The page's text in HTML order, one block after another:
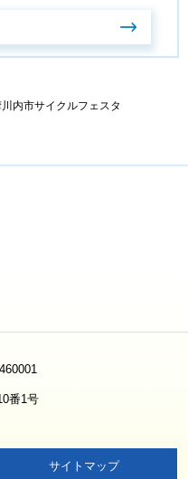
内市サイクルフェスタ
番1号
サイトマップ